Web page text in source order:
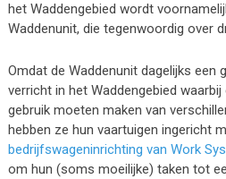
het Waddengebied wordt
Waddenunit, die tegenwoordig over
Omdat de Waddenunit dagelijks een
verricht in het Waddengebied
gebruik moeten maken van
hebben ze hun vaartuigen ingericht
bedrijfswageninrichting van Work
om hun (soms moeilijke) taken tot